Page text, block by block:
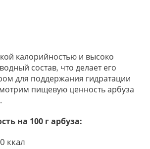
калорийностью и высоко
состав, что делает его
для поддержания гидратации
пищевую ценность арбуза
на 100 г арбуза:
ккал